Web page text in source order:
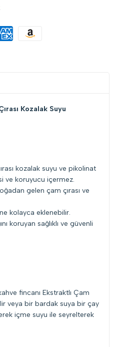
Kozalak Suyu
kozalak suyu ve pikolinat
ve koruyucu içermez.
gelen çam çırası ve
kolayca eklenebilir.
koruyan sağlıklı ve güvenli
fincanı Ekstraktlı Çam
veya bir bardak suya bir çay
içme suyu ile seyrelterek